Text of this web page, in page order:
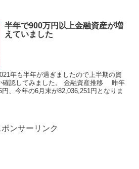
半年で900万円以上金融資産が増
えていました
年も半年が過ぎましたので上半期の資
確認してみました。 金融資産推移 昨年
、今年の6月末が82,036,251円となりま
ポンサーリンク